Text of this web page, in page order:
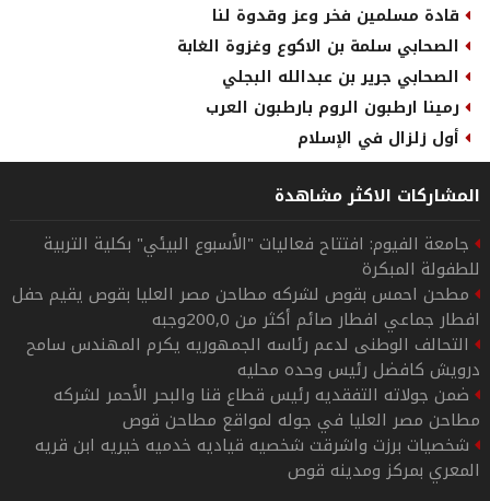
قادة مسلمين فخر وعز وقدوة لنا
الصحابي سلمة بن الاكوع وغزوة الغابة
الصحابي جرير بن عبدالله البجلي
رمينا ارطبون الروم بارطبون العرب
أول زلزال في الإسلام
المشاركات الاكثر مشاهدة
جامعة الفيوم: افتتاح فعاليات "الأسبوع البيئي" بكلية التربية
للطفولة المبكرة
مطحن احمس بقوص لشركه مطاحن مصر العليا بقوص يقيم حفل
افطار جماعي افطار صائم أكثر من 200,0وجبه
التحالف الوطنى لدعم رئاسه الجمهوريه يكرم المهندس سامح
درويش كافضل رئيس وحده محليه
ضمن جولاته التفقديه رئيس قطاع قنا والبحر الأحمر لشركه
مطاحن مصر العليا في جوله لمواقع مطاحن قوص
شخصيات برزت واشرقت شخصيه قياديه خدميه خيريه ابن قريه
المعري بمركز ومدينه قوص